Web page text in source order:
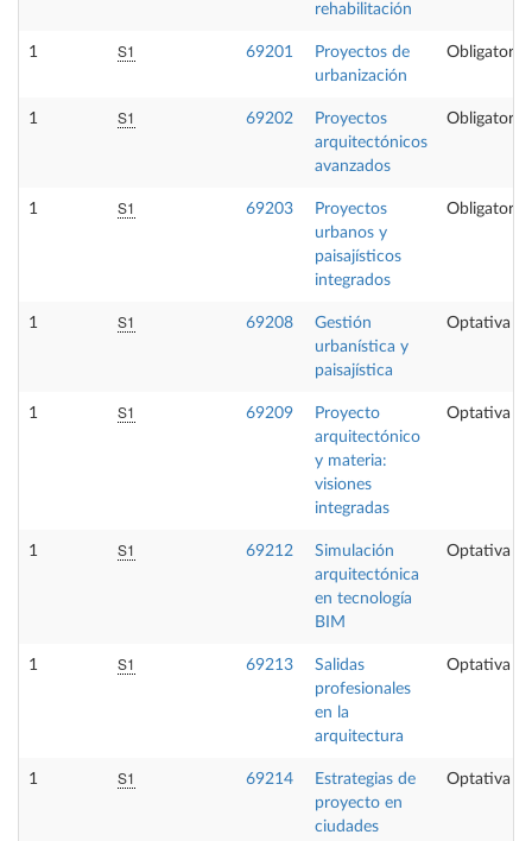
rehabilitación
1 S1 69201
Proyectos de
urbanización
Obligatoria
1 S1 69202
Proyectos
arquitectónicos
avanzados
Obligatoria
1 S1 69203
Proyectos
urbanos y
paisajísticos
integrados
Obligatoria
1 S1 69208
Gestión
urbanística y
paisajística
Optativa
1 S1 69209
Proyecto
arquitectónico
y materia:
visiones
integradas
Optativa
1 S1 69212
Simulación
arquitectónica
en tecnología
BIM
Optativa
1 S1 69213
Salidas
profesionales
en la
arquitectura
Optativa
1 S1 69214
Estrategias de
proyecto en
ciudades
Optativa